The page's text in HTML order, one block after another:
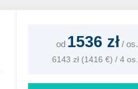
od 1536 zł/ os.
6143 zł (1416 €) / 4 os.